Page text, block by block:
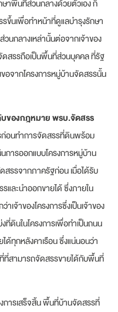
ษาพื้นที่ส่วนกลางด้วยตัวเอง ก็
ขึ้นเพื่อทำหน้าที่ดูแลบำรุงรักษา
นกลางเหล่านั้นต่อจากเจ้าของ
ดสรรถือเป็นพื้นที่ส่วนบุคคล ที่รัฐ
ขอจากโครงการหมู่บ้านจัดสรรนั้น
ของกฎหมาย พรบ.จัดสรร
ก่อนทำการจัดสรรที่ดินพร้อม
ารออกแบบโครงการหมู่บ้าน
รรจากภาครัฐก่อน เมื่อได้รับ
และนำออกขายได้ ซึ่งภายใน
จ้าของโครงการซึ่งเป็นเจ้าของ
ดินในโครงการเพื่อทำเป็นถนน
ด้ทุกหลังคาเรือน ซึ่งแน่นอนว่า
ที่สามารถจัดสรรขายได้กับพื้นที่
การเสร็จสิ้น พื้นที่บ้านจัดสรรที่